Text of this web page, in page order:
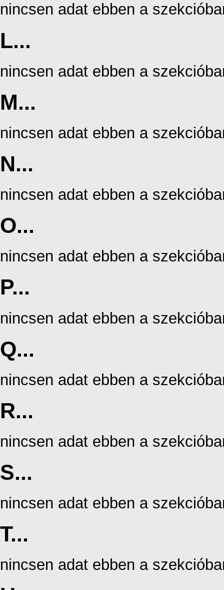
nincsen adat ebben a
L...
nincsen adat ebben a
M...
nincsen adat ebben a
N...
nincsen adat ebben a
O...
nincsen adat ebben a
P...
nincsen adat ebben a
Q...
nincsen adat ebben a
R...
nincsen adat ebben a
S...
nincsen adat ebben a
T...
nincsen adat ebben a